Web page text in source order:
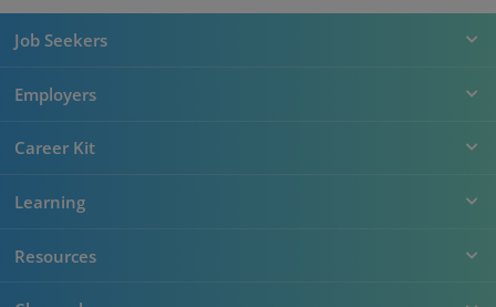
Job Seekers
Employers
Career Kit
Learning
Resources